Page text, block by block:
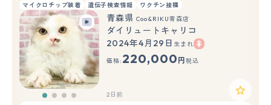
マイクロチップ装着 遺伝子検査情報 ワクチン接種
青森県 Coo&RIKU青森店
ダイリュートキャリコ
2024年4月29日 生まれ
価格: 220,000 円 税込
2日前